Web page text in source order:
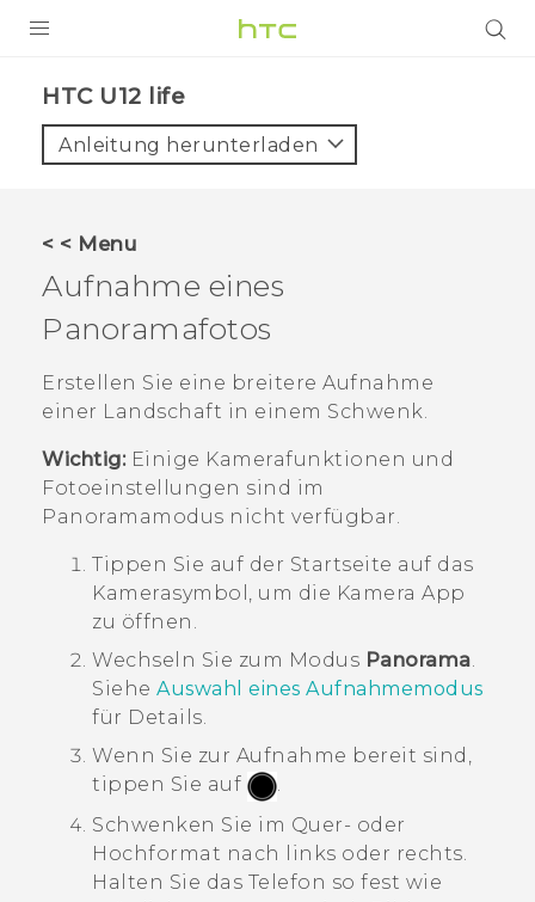
VIVE
VIVERSE
UNTERSTÜTZUNG
HTC-Geräte und Zubehör
HTC U12 life‎
Anleitung herunterladen
< < Menu
Aufnahme eines
Panoramafotos
Erstellen Sie eine breitere Aufnahme
einer Landschaft in einem Schwenk.
Wichtig:Einige Kamerafunktionen und
Fotoeinstellungen sind im
Panoramamodus nicht verfügbar.
Tippen Sie auf der Startseite auf das
Kamerasymbol, um die Kamera App
zu öffnen.
Wechseln Sie zum Modus Panorama.
Siehe Auswahl eines Aufnahmemodus
für Details.
Wenn Sie zur Aufnahme bereit sind,
tippen Sie auf
.
Schwenken Sie im Quer- oder
Hochformat nach links oder rechts.
Halten Sie das Telefon so fest wie